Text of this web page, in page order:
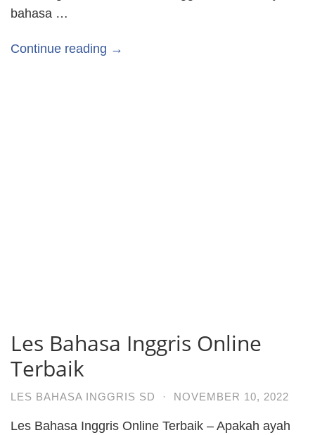
bahasa …
Continue reading →
Les Bahasa Inggris Online
Terbaik
LES BAHASA INGGRIS SD · NOVEMBER 10, 2022
Les Bahasa Inggris Online Terbaik – Apakah ayah